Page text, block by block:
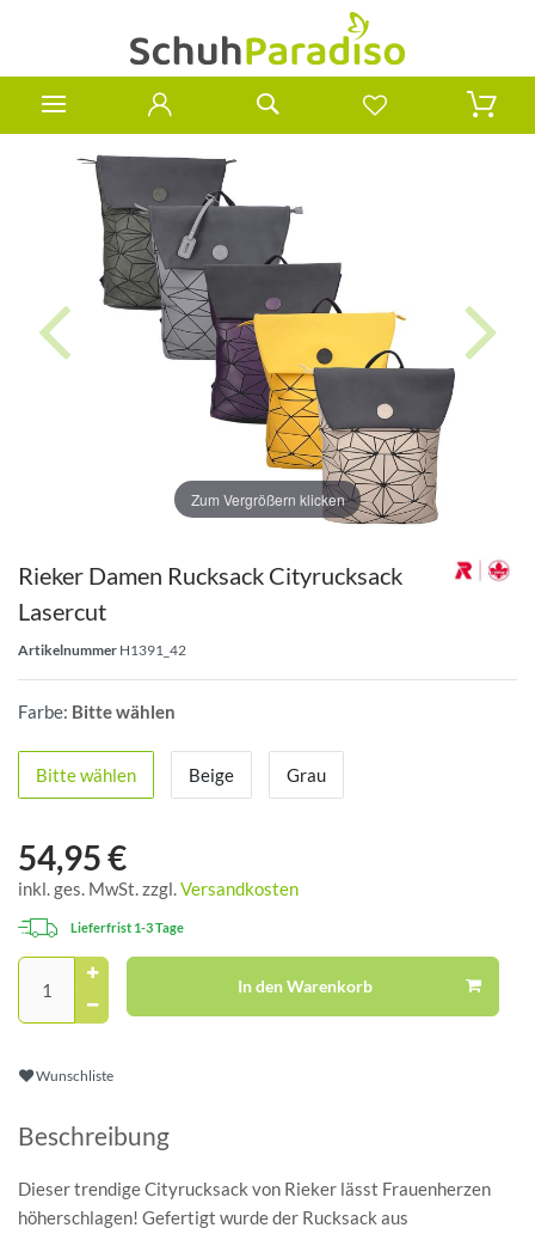
Zum Vergrößern klicken
Rieker Damen Rucksack Cityrucksack
Lasercut
Artikelnummer H1391_42
Farbe: Bitte wählen
Bitte wählen Beige Grau
54,95 €
inkl. ges. MwSt. zzgl.Versandkosten
Lieferfrist 1-3 Tage
In den Warenkorb
Wunschliste
Beschreibung
Dieser trendige Cityrucksack von Rieker lässt Frauenherzen
höherschlagen! Gefertigt wurde der Rucksack aus